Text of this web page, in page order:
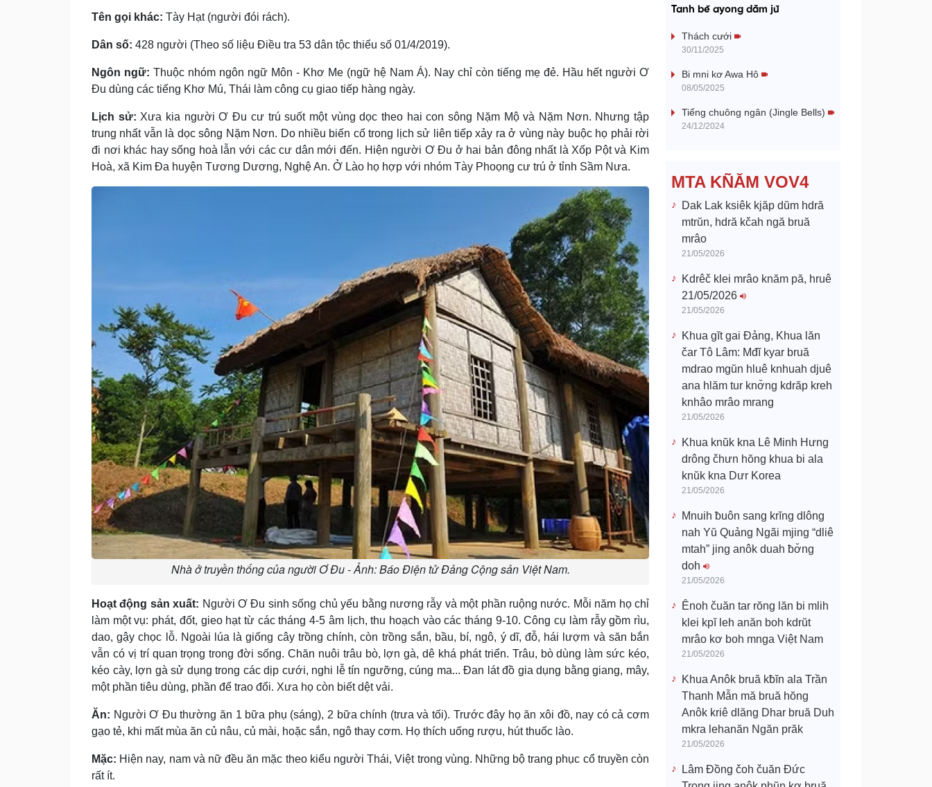
Tên gọi khác: Tày Hạt (người đói rách).
Dân số: 428 người (Theo số liệu Điều tra 53 dân tộc thiểu số 01/4/2019).
Ngôn ngữ: Thuộc nhóm ngôn ngữ Môn - Khơ Me (ngữ hệ Nam Á). Nay chỉ còn tiếng mẹ đẻ. Hầu hết người Ơ
Ðu dùng các tiếng Khơ Mú, Thái làm công cụ giao tiếp hàng ngày.
Lịch sử: Xưa kia người Ơ Ðu cư trú suốt một vùng dọc theo hai con sông Nặm Mộ và Nặm Nơn. Nhưng tập
trung nhất vẫn là dọc sông Nặm Nơn. Do nhiều biến cố trong lịch sử liên tiếp xảy ra ở vùng này buộc họ phải rời
đi nơi khác hay sống hoà lẫn với các cư dân mới đến. Hiện người Ơ Ðu ở hai bản đông nhất là Xốp Pột và Kim
Hoà, xã Kim Ða huyện Tương Dương, Nghệ An. Ở Lào họ hợp với nhóm Tày Phoọng cư trú ở tỉnh Sầm Nưa.
Nhà ở truyền thống của người Ơ Đu - Ảnh: Báo Điện tử Đảng Cộng sản Việt Nam.
Hoạt động sản xuất: Người Ơ Ðu sinh sống chủ yếu bằng nương rẫy và một phần ruộng nước. Mỗi năm họ chỉ
làm một vụ: phát, đốt, gieo hạt từ các tháng 4-5 âm lịch, thu hoạch vào các tháng 9-10. Công cụ làm rẫy gồm rìu,
dao, gậy chọc lỗ. Ngoài lúa là giống cây trồng chính, còn trồng sắn, bầu, bí, ngô, ý dĩ, đỗ, hái lượm và săn bắn
vẫn có vị trí quan trọng trong đời sống. Chăn nuôi trâu bò, lợn gà, dê khá phát triển. Trâu, bò dùng làm sức kéo,
kéo cày, lợn gà sử dụng trong các dịp cưới, nghi lễ tín ngưỡng, cúng ma... Ðan lát đồ gia dụng bằng giang, mây,
một phần tiêu dùng, phần để trao đổi. Xưa họ còn biết dệt vải.
Ăn: Người Ơ Ðu thường ăn 1 bữa phụ (sáng), 2 bữa chính (trưa và tối). Trước đây họ ăn xôi đồ, nay có cả cơm
gạo tẻ, khi mất mùa ăn củ nâu, củ mài, hoặc sắn, ngô thay cơm. Họ thích uống rượu, hút thuốc lào.
Mặc: Hiện nay, nam và nữ đều ăn mặc theo kiểu người Thái, Việt trong vùng. Những bộ trang phục cổ truyền còn
rất ít.
a
V
o
Tanh bĕ ayong dăm jŭ
Thách cưới
30/11/2025
Bi mni kơ Awa Hô
08/05/2025
Tiếng chuông ngân (Jingle Bells)
24/12/2024
MTA KÑĂM VOV4
Dak Lak ksiêk kjăp dŭm hdră
mtrŭn, hdră kčah ngă bruă
mrâo
21/05/2026
Kdrêč klei mrâo knăm pă, hruê
21/05/2026
21/05/2026
Khua gĭt gai Đảng, Khua lăn
čar Tô Lâm: Mđĭ kyar bruă
mdrao mgŭn hluê knhuah djuê
ana hlăm tur knơ̆ng kdrăp kreh
knhâo mrâo mrang
21/05/2026
Khua knŭk kna Lê Minh Hưng
drông čhưn hŏng khua bi ala
knŭk kna Dưr Korea
21/05/2026
Mnuih ƀuôn sang krĭng dlông
nah Yŭ Quảng Ngãi mjing “dliê
mtah” jing anôk duah ƀơ̆ng
doh
21/05/2026
Ênoh čuăn tar rŏng lăn bi mlih
klei kpĭ leh anăn boh kdrŭt
mrâo kơ boh mnga Việt Nam
21/05/2026
Khua Anôk bruă kƀĭn ala Trần
Thanh Mẫn mă bruă hŏng
Anôk kriê dlăng Dhar bruă Duh
mkra lehanăn Ngăn prăk
21/05/2026
Lâm Đồng čoh čuăn Đức